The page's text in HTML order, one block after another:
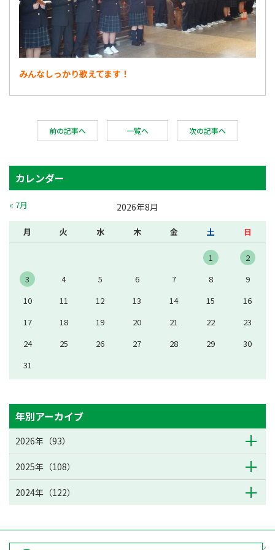
みんなしっかり歌えてます！
前の記事へ 一覧へ 次の記事へ
カレンダー
2026年8月
月 火 水 木 金 土 日
1
2
3
4 5 6 7 8
9
10
11 12 13 14 15
16
17
18 19 20 21 22
23
24
25 26 27 28 29
30
31
« 7月
年別アーカイブ
2026年（93）
2025年（108）
2024年（122）